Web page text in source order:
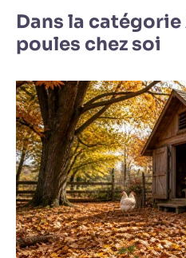
Dans la
poules chez soi